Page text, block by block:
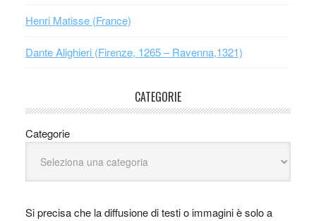
Henri Matisse (France)
Dante Alighieri (Firenze, 1265 – Ravenna,1321)
CATEGORIE
Categorie
Si precisa che la diffusione di testi o immagini è solo a